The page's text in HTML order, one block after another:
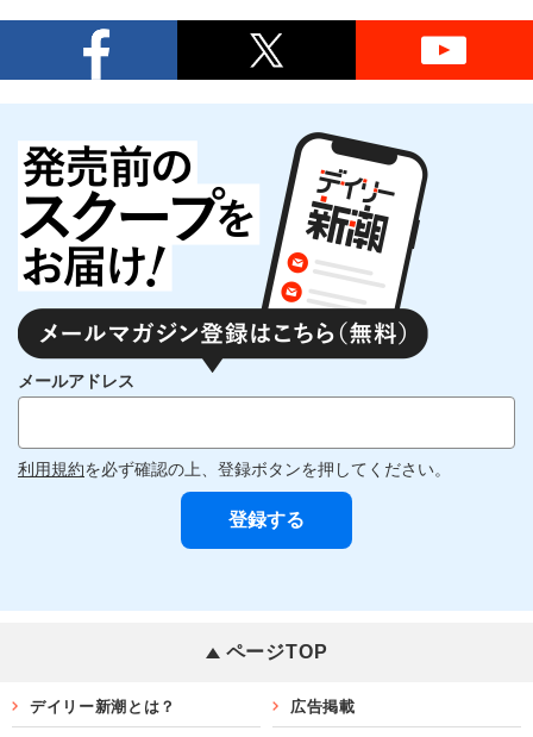
メールアドレス
利用規約を必ず確認の上、登録ボタンを押してください。
ページTOP
デイリー新潮とは？ 広告掲載